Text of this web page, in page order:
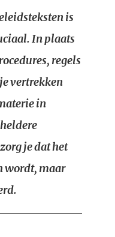
is
In plaats
regels
vertrekken
in
je dat het
wordt, maar